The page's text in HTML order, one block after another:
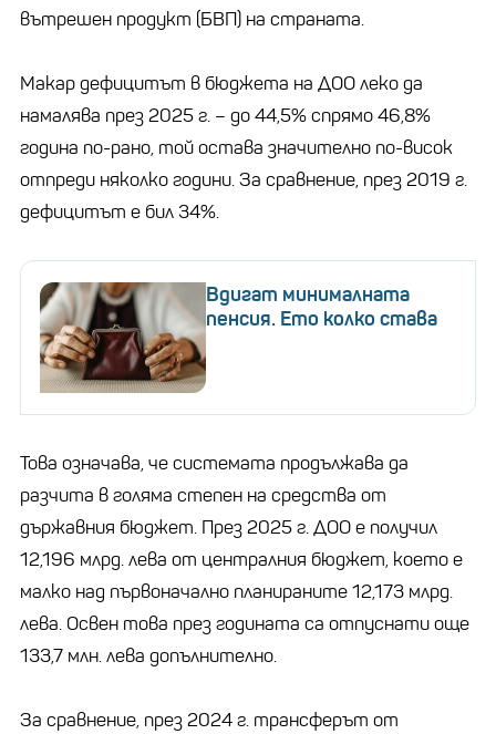
вътрешен продукт (БВП) на страната.
Макар дефицитът в бюджета на ДОО леко да
намалява през 2025 г. – до 44,5% спрямо 46,8%
година по-рано, той остава значително по-висок
отпреди няколко години. За сравнение, през 2019 г.
дефицитът е бил 34%.
Вдигат минималната
пенсия. Ето колко става
Това означава, че системата продължава да
разчита в голяма степен на средства от
държавния бюджет. През 2025 г. ДОО е получил
12,196 млрд. лева от централния бюджет, което е
малко над първоначално планираните 12,173 млрд.
лева. Освен това през годината са отпуснати още
133,7 млн. лева допълнително.
За сравнение, през 2024 г. трансферът от